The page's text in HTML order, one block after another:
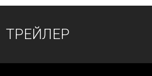
ТРЕЙЛЕР